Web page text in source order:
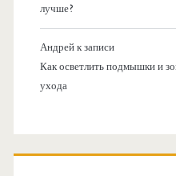
лучше?
Андрейк записи
Как осветлить подмышки и
ухода